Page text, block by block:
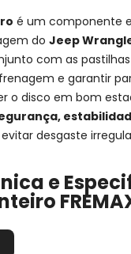
é um componente
do Jeep
com as
e garantir
o disco em bom
desgaste
e